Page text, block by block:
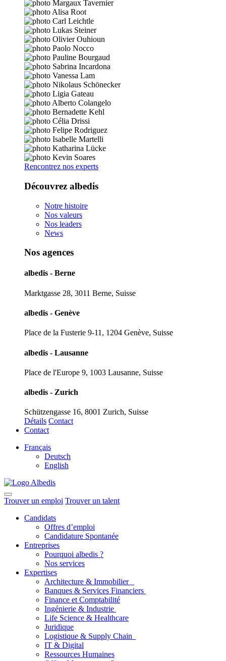
Rencontrez nos experts
Découvrez albedis
Notre histoire
Nos valeurs
Nos leaders
News
Nos agences
albedis - Berne
Marktgasse 28, 3011 Berne, Suisse
albedis - Genève
Place de la Fusterie 9-11, 1204 Genève, Suisse
albedis - Lausanne
Place de l'Europe 9, 1003 Lausanne, Suisse
albedis - Zurich
Schützengasse 16, 8001 Zurich, Suisse
Détails Contact
Contact
Français
Deutsch
English
Trouver un emploi Trouver un talent
Candidats
Offres d’emploi
Candidature Spontanée
Entreprises
Pourquoi albedis ?
Nos services
Expertises
Architecture & Immobilier
Banques & Services Financiers
Finance et Comptabilité
Ingénierie & Industrie
Life Science & Healthcare
Juridique
Logistique & Supply Chain
IT & Digital
Ressources Humaines